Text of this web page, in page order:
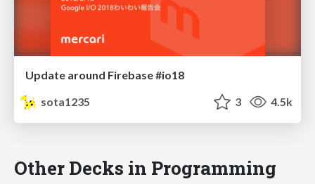
Update around Firebase #io18
sota1235
3 4.5k
Other Decks in Programming